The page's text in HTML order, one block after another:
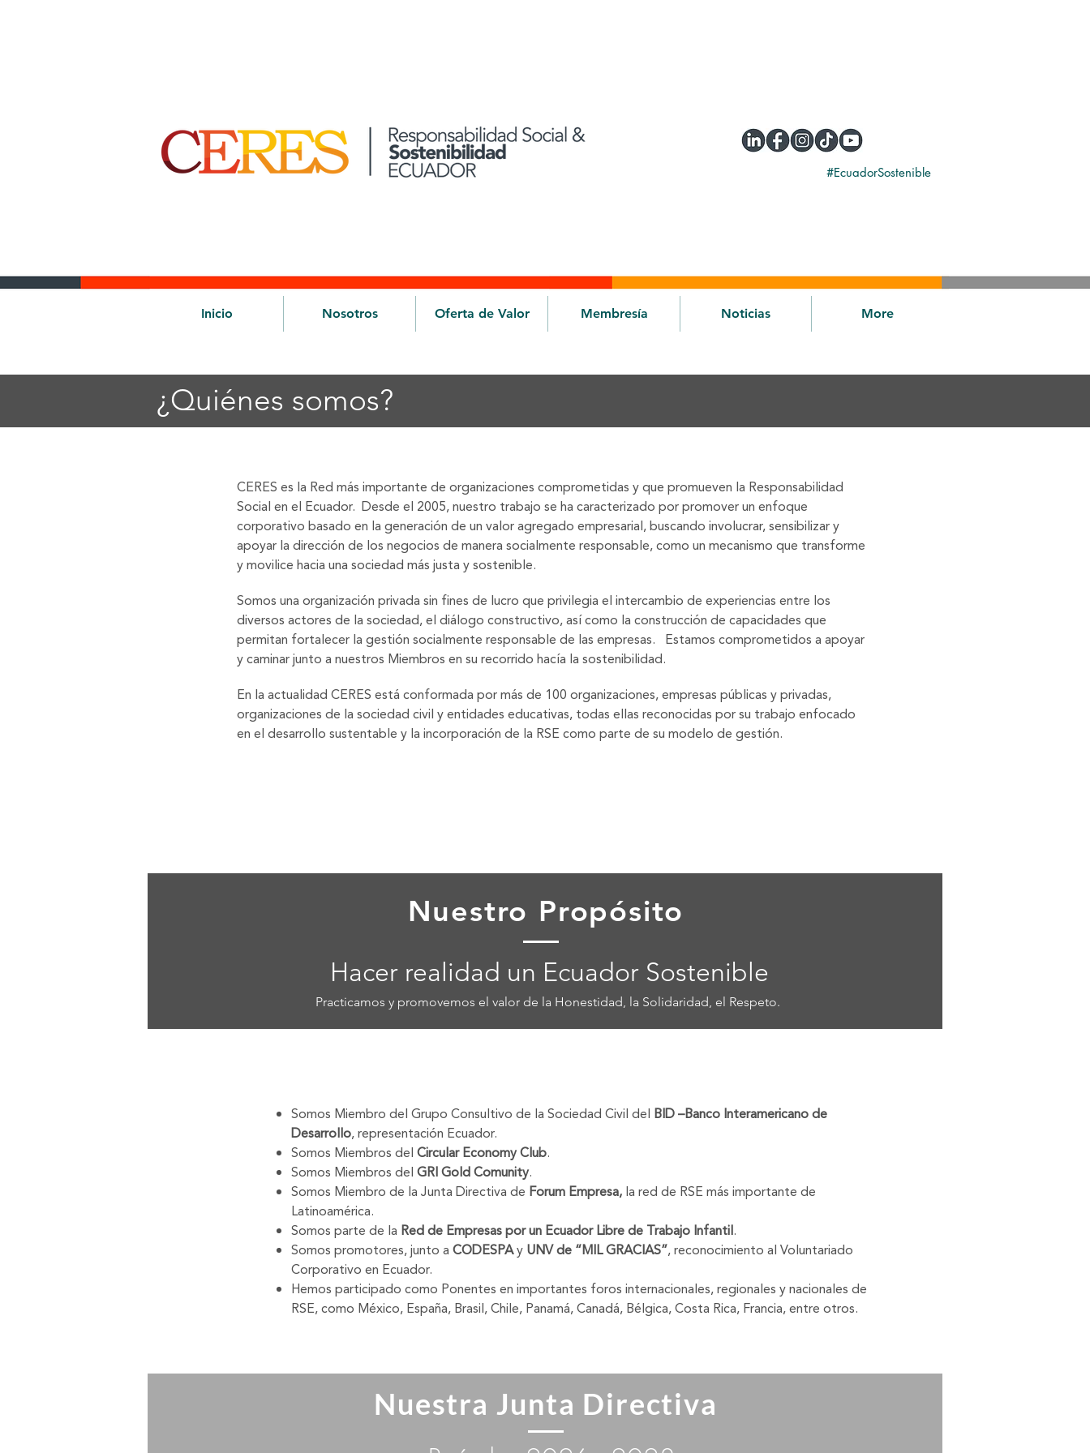
#EcuadorSostenible
Inicio Nosotros Oferta de Valor Membresía Noticias More
¿Quiénes somos?
CERES es la Red más importante de organizaciones comprometidas y que promueven la Responsabilidad
Social en el Ecuador. Desde el 2005, nuestro trabajo se ha caracterizado por promover un enfoque
corporativo basado en la generación de un valor agregado empresarial, buscando involucrar, sensibilizar y
apoyar la dirección de los negocios de manera socialmente responsable, como un mecanismo que transforme
y movilice hacia una sociedad más justa y sostenible.
Somos una organización privada sin fines de lucro que privilegia el intercambio de experiencias entre los
diversos actores de la sociedad, el diálogo constructivo, así como la construcción de capacidades que
permitan fortalecer la gestión socialmente responsable de las empresas. Estamos comprometidos a apoyar
y caminar junto a nuestros Miembros en su recorrido hacía la sostenibilidad.
En la actualidad CERES está conformada por más de 100 organizaciones, empresas públicas y privadas,
organizaciones de la sociedad civil y entidades educativas, todas ellas reconocidas por su trabajo enfocado
en el desarrollo sustentable y la incorporación de la RSE como parte de su modelo de gestión.
Nuestro Propósito
Hacer realidad un Ecuador Sostenible
Practicamos y promovemos el valor de la Honestidad, la Solidaridad, el Respeto.
Somos Miembro del Grupo Consultivo de la Sociedad Civil del BID –Banco Interamericano de
Desarrollo, representación Ecuador.
Somos Miembros del Circular Economy Club.
Somos Miembros del GRI Gold Comunity.
Somos Miembro de la Junta Directiva de Forum Empresa, la red de RSE más importante de
Latinoamérica.
Somos parte de la Red de Empresas por un Ecuador Libre de Trabajo Infantil.
Somos promotores, junto a CODESPAy UNV de “MIL GRACIAS”, reconocimiento al Voluntariado
Corporativo en Ecuador.
Hemos participado como Ponentes en importantes foros internacionales, regionales y nacionales de
RSE, como México, España, Brasil, Chile, Panamá, Canadá, Bélgica, Costa Rica, Francia, entre otros.
Nuestra Junta Directiva